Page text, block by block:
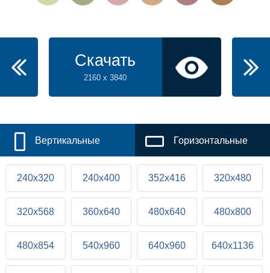
Скачать
2160 x 3840
Вертикальные Горизонтальные
240x320 240x400 352x416 320x480
320x568 360x640 480x640 480x800
480x854 540x960 640x960 640x1136